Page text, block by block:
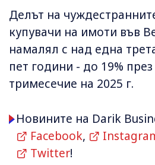
Делът на
купувачи на имоти във
намалял с над една
пет години - до 19%
тримесечие на 2025 г.
Новините на Darik
Facebook,
Twitter!